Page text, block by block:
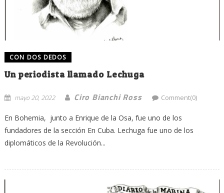
CON DOS DEDOS
Un periodista llamado Lechuga
mayo 20, 2022 Ciro Bianchi Ross Comment(0)
En Bohemia, junto a Enrique de la Osa, fue uno de los
fundadores de la sección En Cuba. Lechuga fue uno de los
diplomáticos de la Revolución...